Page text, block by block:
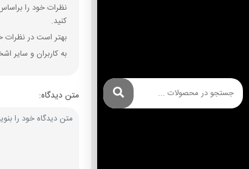
نظرات خود را
کنید.
بهتر است در نظرات
به کاربران و سایر
متن دیدگاه: